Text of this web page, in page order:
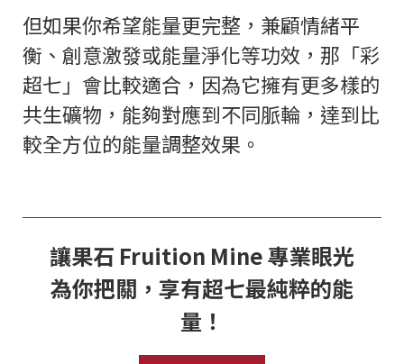
但如果你希望能量更完整，兼顧情緒平
衡、創意激發或能量淨化等功效，那「彩
超七」會比較適合，因為它擁有更多樣的
共生礦物，能夠對應到不同脈輪，達到比
較全方位的能量調整效果。
讓果石 Fruition Mine 專業眼光
為你把關，享有超七最純粹的能
量！